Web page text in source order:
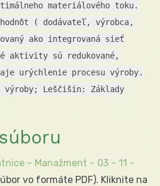
materiálového toku.
( dodávateľ, výrobca,
ako integrovaná sieť
aktivity sú redukované,
urýchlenie procesu výroby.
výroby; Leščišin: Základy
– Manažment – 03 – 11 –
vo formáte PDF). Kliknite na